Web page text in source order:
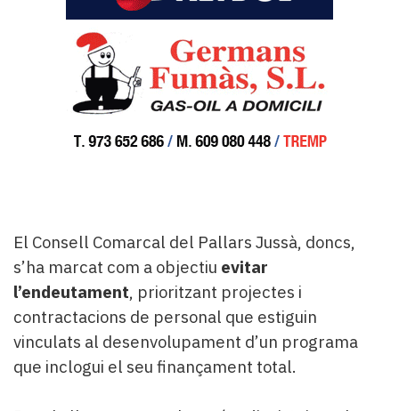
El Consell Comarcal del Pallars Jussà, doncs,
s’ha marcat com a objectiu evitar
l’endeutament, prioritzant projectes i
contractacions de personal que estiguin
vinculats al desenvolupament d’un programa
que inclogui el seu finançament total.